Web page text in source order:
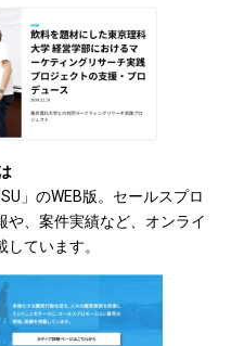
」のWEB版。セールスプロ
や、案件実績など、オンライ
ています。